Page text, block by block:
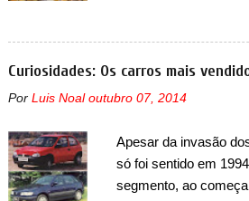
com unidades de
unidades afetadas
solução de dois
também, será
confirmou que “foi
microprocessador do
perda de força
Curiosidades: Os carros mais
Por Luis Noal outubro 07, 2014
Apesar da invasão
só foi sentido em
segmento, ao